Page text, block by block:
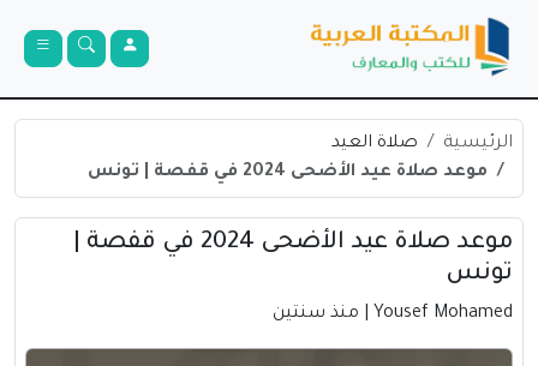
الرئيسية
صلاة العيد
موعد صلاة عيد الأضحى 2024 في قفصة | تونس
موعد صلاة عيد الأضحى 2024 في قفصة |
تونس
Yousef Mohamed | منذ سنتين